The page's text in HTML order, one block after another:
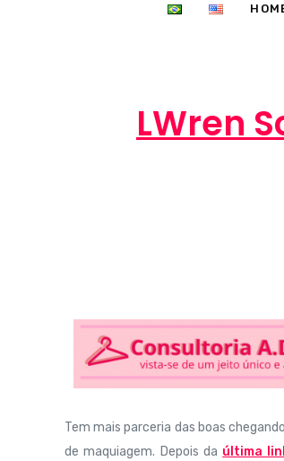
LWren
Tem mais parceria das boas
de maquiagem. Depois da última